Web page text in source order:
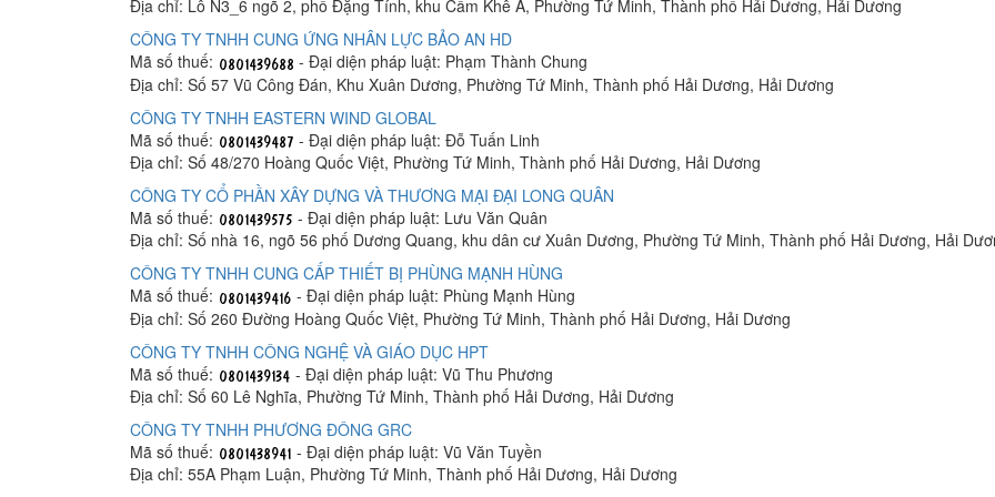
Địa chỉ: Lô N3_6 ngõ 2, phố Đặng Tính, khu Cẩm Khê A, Phường Tứ Minh, Thành phố Hải Dương, Hải Dương
CÔNG TY TNHH CUNG ỨNG NHÂN LỰC BẢO AN HD
Mã số thuế:
- Đại diện pháp luật: Phạm Thành Chung
Địa chỉ: Số 57 Vũ Công Đán, Khu Xuân Dương, Phường Tứ Minh, Thành phố Hải Dương, Hải Dương
CÔNG TY TNHH EASTERN WIND GLOBAL
Mã số thuế:
- Đại diện pháp luật: Đỗ Tuấn Linh
Địa chỉ: Số 48/270 Hoàng Quốc Việt, Phường Tứ Minh, Thành phố Hải Dương, Hải Dương
CÔNG TY CỔ PHẦN XÂY DỰNG VÀ THƯƠNG MẠI ĐẠI LONG QUÂN
Mã số thuế:
- Đại diện pháp luật: Lưu Văn Quân
Địa chỉ: Số nhà 16, ngõ 56 phố Dương Quang, khu dân cư Xuân Dương, Phường Tứ Minh, Thành phố Hải Dương, Hải
CÔNG TY TNHH CUNG CẤP THIẾT BỊ PHÙNG MẠNH HÙNG
Mã số thuế:
- Đại diện pháp luật: Phùng Mạnh Hùng
Địa chỉ: Số 260 Đường Hoàng Quốc Việt, Phường Tứ Minh, Thành phố Hải Dương, Hải Dương
CÔNG TY TNHH CÔNG NGHỆ VÀ GIÁO DỤC HPT
Mã số thuế:
- Đại diện pháp luật: Vũ Thu Phương
Địa chỉ: Số 60 Lê Nghĩa, Phường Tứ Minh, Thành phố Hải Dương, Hải Dương
CÔNG TY TNHH PHƯƠNG ĐÔNG GRC
Mã số thuế:
- Đại diện pháp luật: Vũ Văn Tuyền
Địa chỉ: 55A Phạm Luận, Phường Tứ Minh, Thành phố Hải Dương, Hải Dương